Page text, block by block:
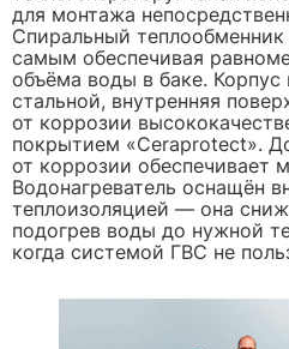
для монтажа
Спиральный теплообменник
самым обеспечивая
объёма воды в баке. Корпус
стальной, внутренняя
от коррозии
покрытием «Ceraprotect».
от коррозии обеспечивает
Водонагреватель оснащён
теплоизоляцией — она
подогрев воды до нужной
когда системой ГВС не